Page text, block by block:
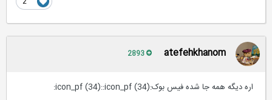
atefehkhanom
اره دیگه همه جا شده فیس بوک:icon_pf (34)::icon_pf (34):